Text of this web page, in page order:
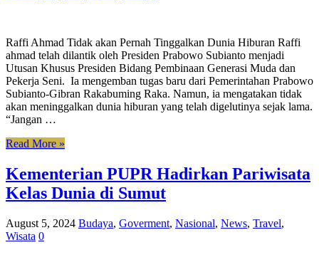
Raffi Ahmad Tidak akan Pernah Tinggalkan Dunia Hiburan Raffi
ahmad telah dilantik oleh Presiden Prabowo Subianto menjadi
Utusan Khusus Presiden Bidang Pembinaan Generasi Muda dan
Pekerja Seni. Ia mengemban tugas baru dari Pemerintahan Prabowo
Subianto-Gibran Rakabuming Raka. Namun, ia mengatakan tidak
akan meninggalkan dunia hiburan yang telah digelutinya sejak lama.
“Jangan …
Read More »
Kementerian PUPR Hadirkan Pariwisata
Kelas Dunia di Sumut
August 5, 2024 Budaya, Goverment, Nasional, News, Travel,
Wisata 0